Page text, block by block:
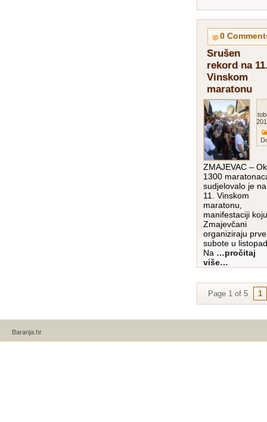
0
Srušen
rekord na
Vinskom
maratonu
ZMAJEVAC –
1300
sudjelovalo je na
11. Vinskom
maratonu,
manifestaciji koju
Zmajevčani
organiziraju prve
subote u
Na …pročitaj
više…
Page 1 of 5 1
Baranja.hr